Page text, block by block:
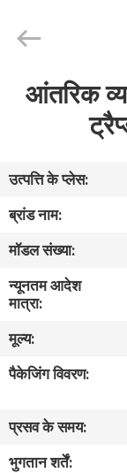
घर
हमारे
बारे
कारखाना
भ्रमण
गुणवत्ता
नियंत्रण
Clutch
Reserved.आंतरिक
उत्पत्ति के प्लेस:
ब्रांड नाम:
मॉडल संख्या:
न्यूनतम आदेश
मात्रा:
मूल्य:
पैकेजिंग विवरण:
प्रसव के समय:
भुगतान शर्तें: